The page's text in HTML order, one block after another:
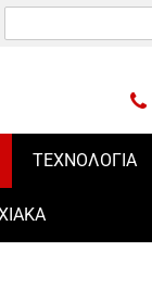
ΤΕΧΝΟΛΟΓΙΑ